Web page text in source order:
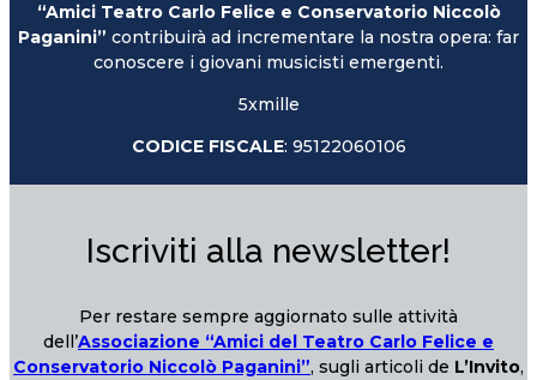
“Amici Teatro Carlo Felice e Conservatorio Niccolò
Paganini” contribuirà ad incrementare la nostra opera: far
conoscere i giovani musicisti emergenti.
5xmille
CODICE FISCALE: 95122060106
Iscriviti alla newsletter!
Per restare sempre aggiornato sulle attività
dell’Associazione “Amici del Teatro Carlo Felice e
Conservatorio Niccolò Paganini”, sugli articoli de L’Invito,